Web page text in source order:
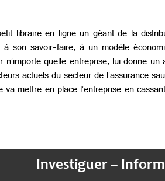
libraire en ligne un géant de la
son savoir-faire, à un modèle
quelle entreprise, lui donne
actuels du secteur de l’assurance
mettre en place l’entreprise en
Investiguer –